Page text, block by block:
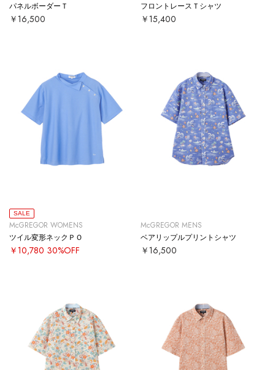
パネルボーダーＴ
￥16,500
フロントレースＴシャツ
￥15,400
SALE
McGREGOR WOMENS
ツイル変形ネックＰＯ
￥10,780 30%OFF
McGREGOR MENS
ベアリップルプリントシャツ
￥16,500